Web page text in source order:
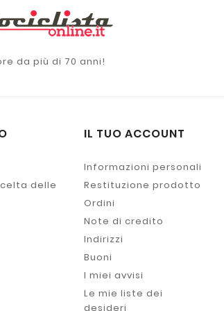
da più di 70 anni!
delle
IL TUO ACCOUNT
Informazioni personali
Restituzione prodotto
Ordini
Note di credito
Indirizzi
Buoni
I miei avvisi
Le mie liste dei
desideri